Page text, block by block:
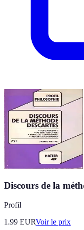
Discours de la
Profil
1.99 EURVoir le prix